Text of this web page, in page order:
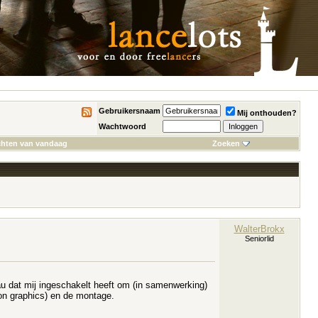
Gebruikersnaam
Mij onthouden?
Wachtwoord
van vandaag Zoeken
dat mij ingeschakelt heeft om (in samenwerking)
graphics) en de montage.
WalterBrokx
Seniorlid